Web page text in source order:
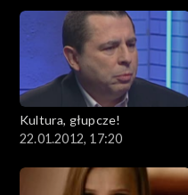
Kultura, głupcze!
22.01.2012, 17:20